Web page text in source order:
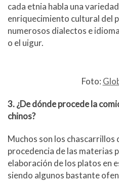
cada etnia habla una
enriquecimiento cultural del
numerosos dialectos e
o el uigur.
Foto:
3. ¿De dónde procede la
chinos?
Muchos son los chascarrillos
procedencia de las materias
elaboración de los platos en
siendo algunos bastante